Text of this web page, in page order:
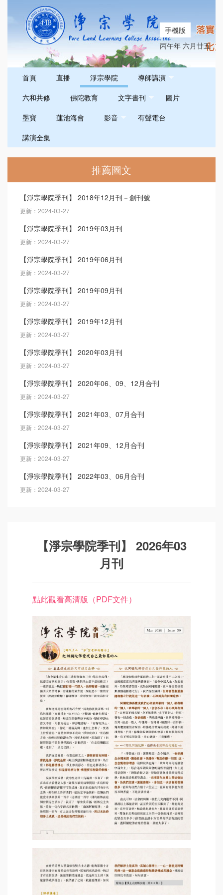
手機版
丙午年 六月廿五
首頁 直播 淨宗學院
導師講演
六和共修
佛陀教育 文字書刊
圖片
墨寶
蓮池海會 影音
有聲電台
講演全集
推薦圖文
【淨宗學院季刊】 2018年12月刊－創刊號
更新：2024-03-27
【淨宗學院季刊】 2019年03月刊
更新：2024-03-27
【淨宗學院季刊】 2019年06月刊
更新：2024-03-27
【淨宗學院季刊】 2019年09月刊
更新：2024-03-27
【淨宗學院季刊】 2019年12月刊
更新：2024-03-27
【淨宗學院季刊】 2020年03月刊
更新：2024-03-27
【淨宗學院季刊】 2020年06、09、12月合刊
更新：2024-03-27
【淨宗學院季刊】 2021年03、07月合刊
更新：2024-03-27
【淨宗學院季刊】 2021年09、12月合刊
更新：2024-03-27
【淨宗學院季刊】 2022年03、06月合刊
更新：2024-03-27
【淨宗學院季刊】 2026年03
月刊
點此觀看高清版（PDF文件）